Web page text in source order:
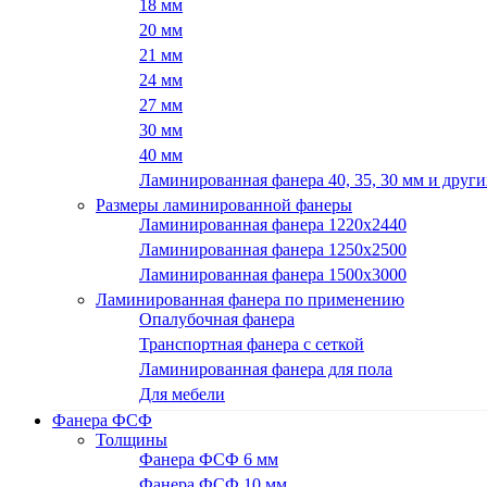
18 мм
20 мм
21 мм
24 мм
27 мм
30 мм
40 мм
Ламинированная фанера 40, 35, 30 мм и
Размеры ламинированной фанеры
Ламинированная фанера 1220x2440
Ламинированная фанера 1250х2500
Ламинированная фанера 1500x3000
Ламинированная фанера по применению
Опалубочная фанера
Транспортная фанера с сеткой
Ламинированная фанера для пола
Для мебели
Фанера ФСФ
Толщины
Фанера ФСФ 6 мм